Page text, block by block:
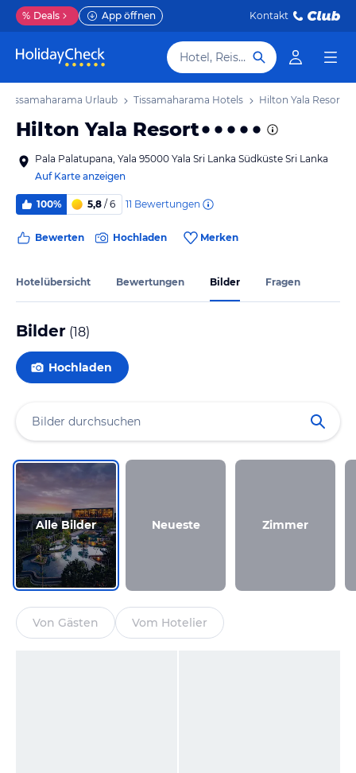
% Deals App öffnen Kontakt
Hotel, Reiseziel
Tissamaharama Urlaub Tissamaharama Hotels Hilton Yala Resort
Hilton Yala Resort
Pala Palatupana, Yala 95000 Yala Sri Lanka Südküste Sri Lanka
Auf Karte anzeigen
100% 5,8 / 6 11 Bewertungen
Bewerten Hochladen Merken
Hotelübersicht Bewertungen Bilder Fragen
Bilder (18)
Hochladen
Alle Bilder Neueste Zimmer
Von Gästen Vom Hotelier